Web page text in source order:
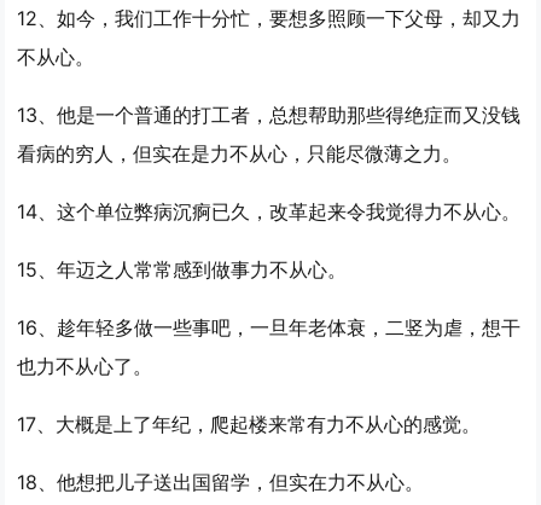
12、如今，我们工作十分忙，要想多照顾一下父母，却又力
不从心。
13、他是一个普通的打工者，总想帮助那些得绝症而又没钱
看病的穷人，但实在是力不从心 ，只能尽微薄之力。
14、这个单位弊病沉痾已久，改革起来令我觉得力不从心。
15、年迈之人常常感到做事力不从心。
16、趁年轻多做一些事吧，一旦年老体衰，二竖为虐，想干
也力不从心了。
17、大概是上了年纪，爬起楼来常有力不从心的感觉。
18、他想把儿子送出国留学，但实在力不从心。